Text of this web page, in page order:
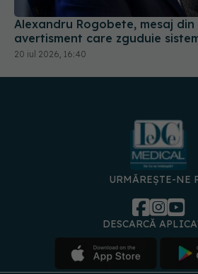
Alexandru Rogobete, mesaj
avertisment care zguduie
20 iul 2026, 16:40
URMĂREȘTE-NE
DESCARCĂ